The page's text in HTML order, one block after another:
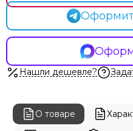
Нашли дешевле?
О товаре